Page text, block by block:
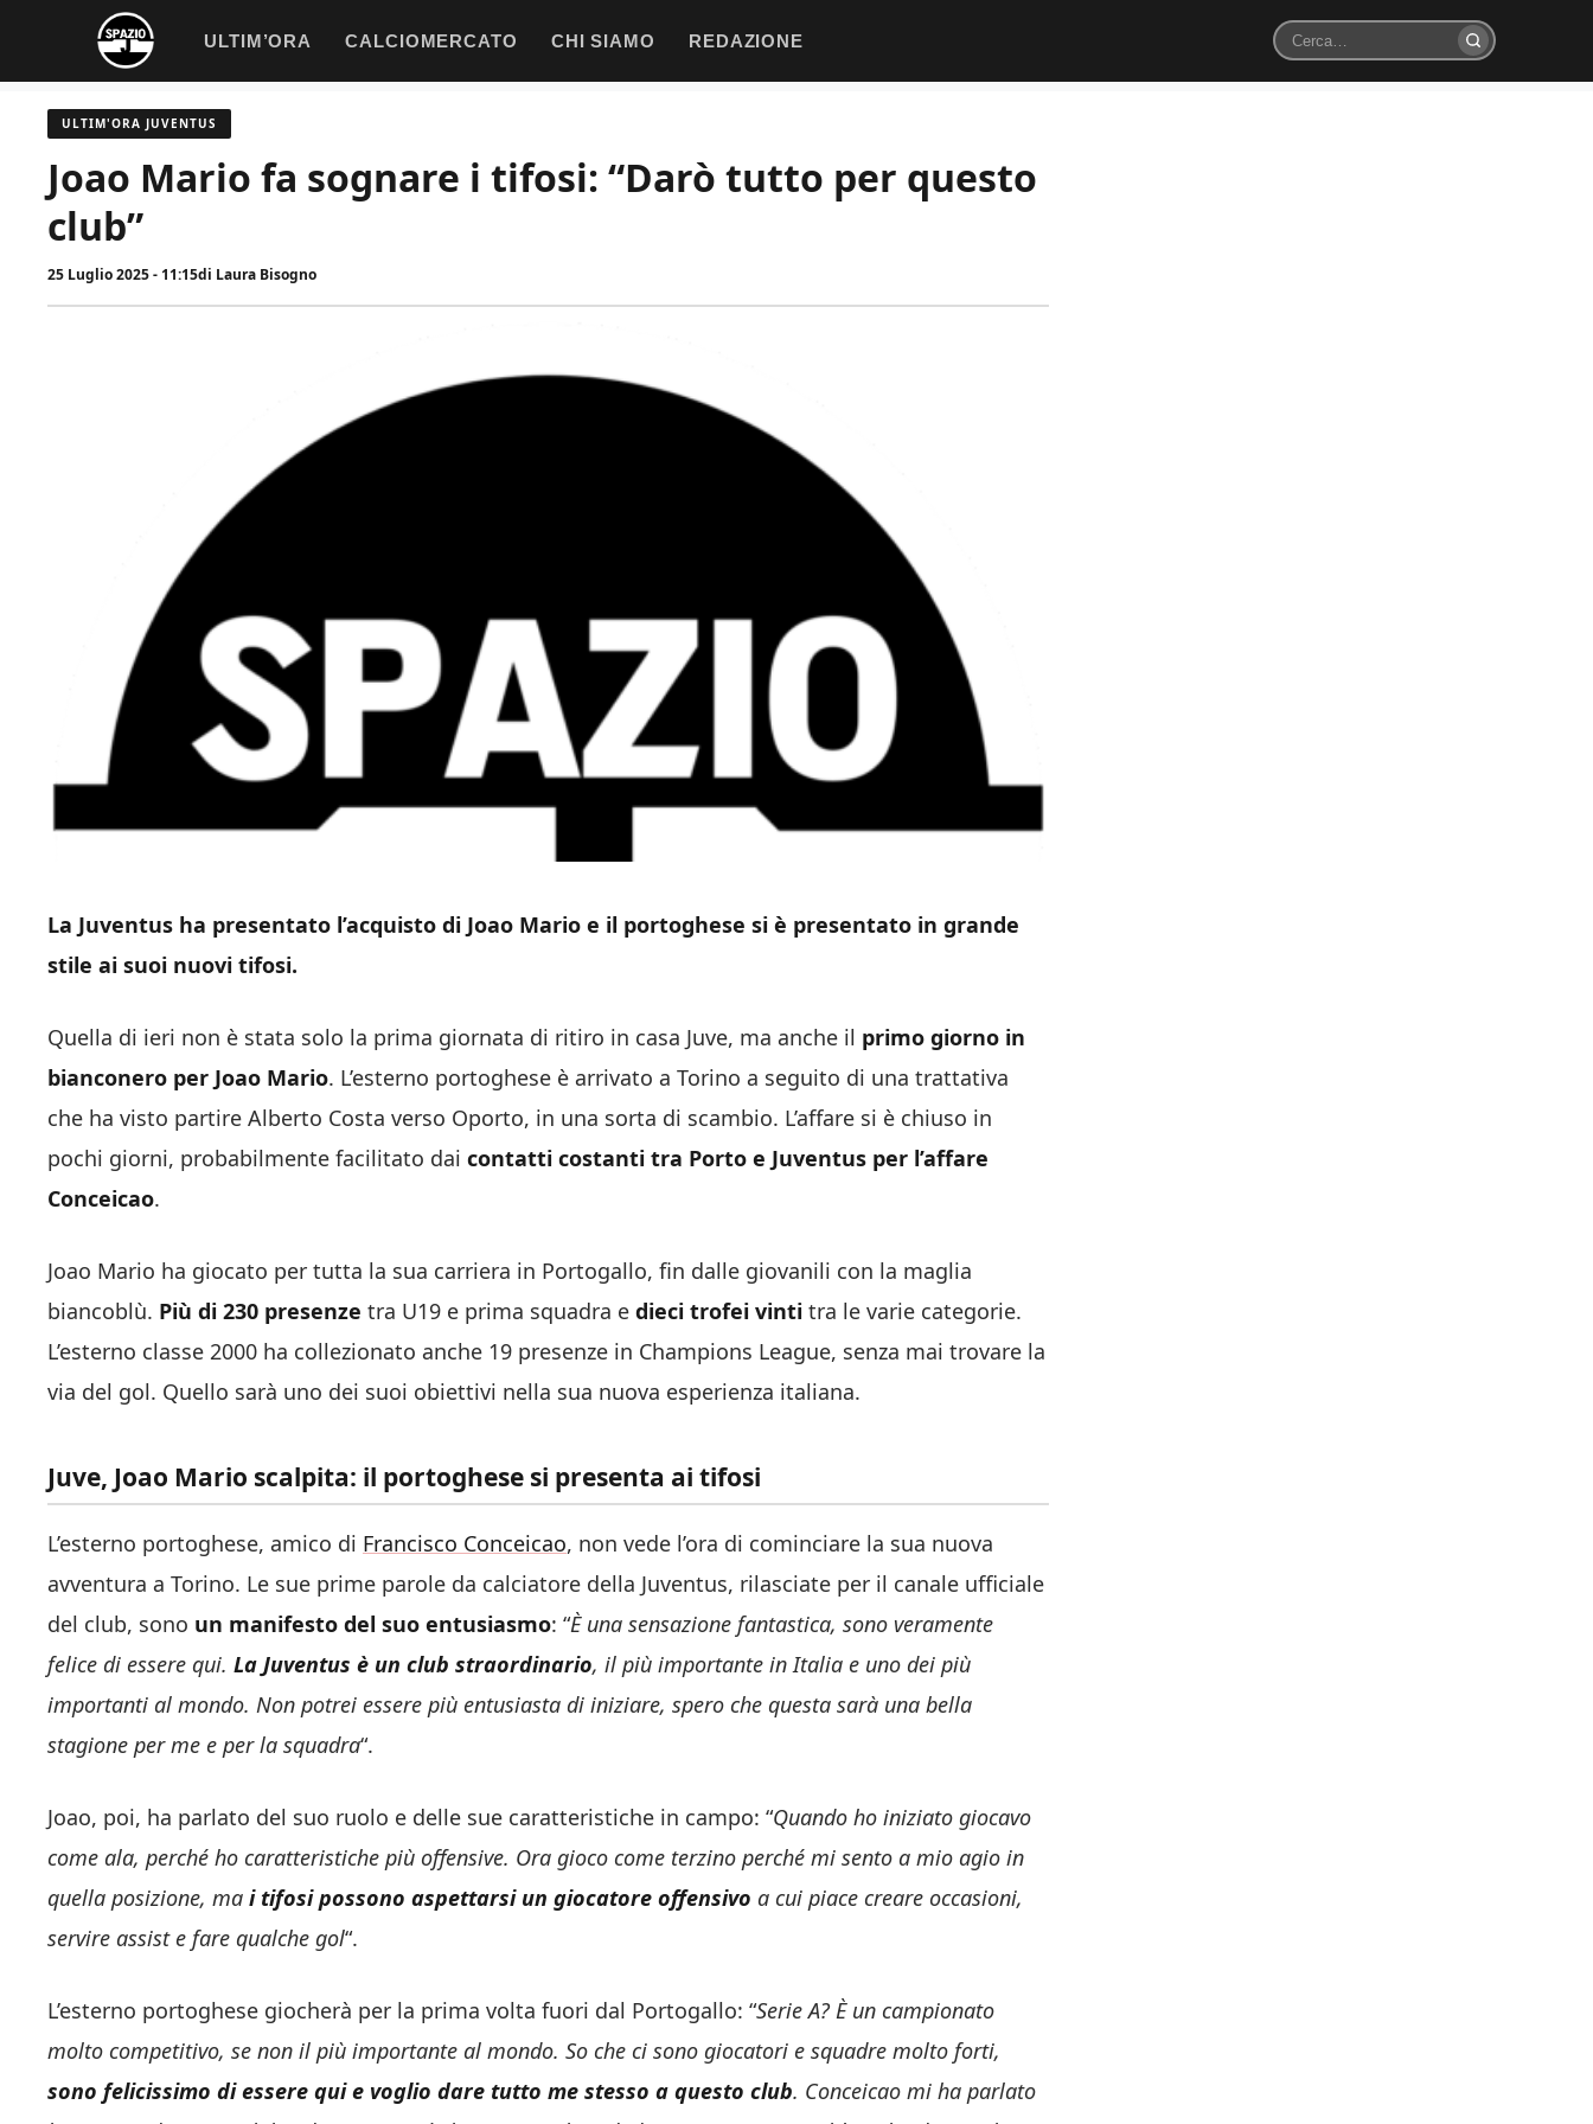
contenuto
ULTIM’ORA CALCIOMERCATO CHI SIAMO REDAZIONE
Cerca
ULTIM'ORA JUVENTUS
Joao Mario fa sognare i tifosi: “Darò tutto per questo
club”
25 Luglio 2025 - 11:15di Laura Bisogno
La Juventus ha presentato l’acquisto di Joao Mario e il portoghese si è presentato in grande
stile ai suoi nuovi tifosi.
Quella di ieri non è stata solo la prima giornata di ritiro in casa Juve, ma anche il primo giorno in
bianconero per Joao Mario. L’esterno portoghese è arrivato a Torino a seguito di una trattativa
che ha visto partire Alberto Costa verso Oporto, in una sorta di scambio. L’affare si è chiuso in
pochi giorni, probabilmente facilitato dai contatti costanti tra Porto e Juventus per l’affare
Conceicao.
Joao Mario ha giocato per tutta la sua carriera in Portogallo, fin dalle giovanili con la maglia
biancoblù. Più di 230 presenze tra U19 e prima squadra e dieci trofei vinti tra le varie categorie.
L’esterno classe 2000 ha collezionato anche 19 presenze in Champions League, senza mai trovare la
via del gol. Quello sarà uno dei suoi obiettivi nella sua nuova esperienza italiana.
Juve, Joao Mario scalpita: il portoghese si presenta ai tifosi
L’esterno portoghese, amico di Francisco Conceicao, non vede l’ora di cominciare la sua nuova
avventura a Torino. Le sue prime parole da calciatore della Juventus, rilasciate per il canale ufficiale
del club, sono un manifesto del suo entusiasmo: “È una sensazione fantastica, sono veramente
felice di essere qui. La Juventus è un club straordinario, il più importante in Italia e uno dei più
importanti al mondo. Non potrei essere più entusiasta di iniziare, spero che questa sarà una bella
stagione per me e per la squadra“.
Joao, poi, ha parlato del suo ruolo e delle sue caratteristiche in campo: “Quando ho iniziato giocavo
come ala, perché ho caratteristiche più offensive. Ora gioco come terzino perché mi sento a mio agio in
quella posizione, ma i tifosi possono aspettarsi un giocatore offensivo a cui piace creare occasioni,
servire assist e fare qualche gol“.
L’esterno portoghese giocherà per la prima volta fuori dal Portogallo: “Serie A? È un campionato
molto competitivo, se non il più importante al mondo. So che ci sono giocatori e squadre molto forti,
sono felicissimo di essere qui e voglio dare tutto me stesso a questo club. Conceicao mi ha parlato